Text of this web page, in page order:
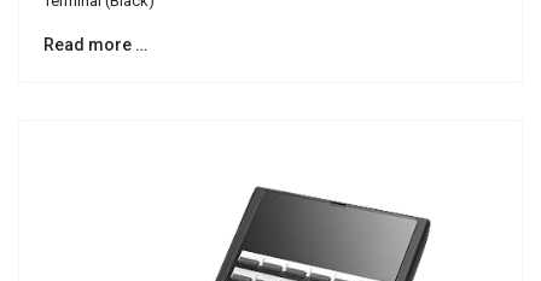
Read more …